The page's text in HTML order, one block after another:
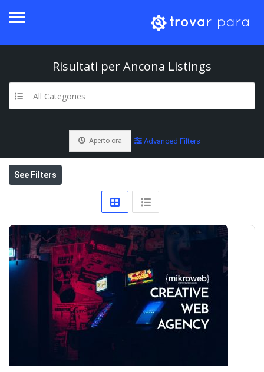
Risultati perAncona Listings
All Categories
Aperto ora Advanced Filters
See Filters